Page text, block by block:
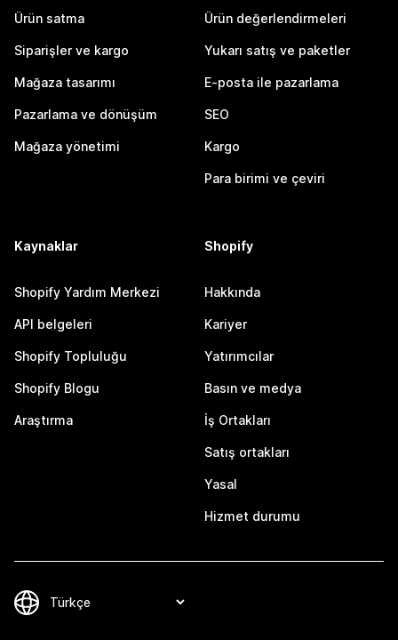
Ürün satma
Siparişler ve kargo
Mağaza tasarımı
Pazarlama ve dönüşüm
Mağaza yönetimi
Ürün değerlendirmeleri
Yukarı satış ve paketler
E-posta ile pazarlama
SEO
Kargo
Para birimi ve çeviri
Kaynaklar
Shopify Yardım Merkezi
API belgeleri
Shopify Topluluğu
Shopify Blogu
Araştırma
Shopify
Hakkında
Kariyer
Yatırımcılar
Basın ve medya
İş Ortakları
Satış ortakları
Yasal
Hizmet durumu